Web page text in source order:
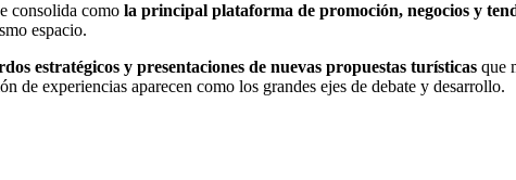
consolida como la principal plataforma de promoción, negocios y
espacio.
estratégicos y presentaciones de nuevas propuestas turísticas que
experiencias aparecen como los grandes ejes de debate y desarrollo.